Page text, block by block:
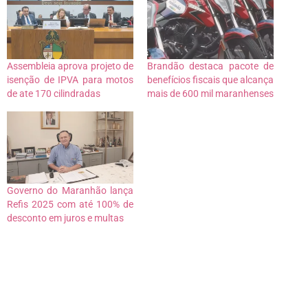
Assembleia aprova projeto de
isenção de IPVA para motos
de ate 170 cilindradas
Brandão destaca pacote de
benefícios fiscais que alcança
mais de 600 mil maranhenses
Governo do Maranhão lança
Refis 2025 com até 100% de
desconto em juros e multas